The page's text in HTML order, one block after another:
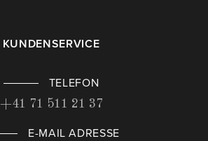
KUNDENSERVICE
TELEFON
+41 71 511 21 37
E-MAIL ADRESSE